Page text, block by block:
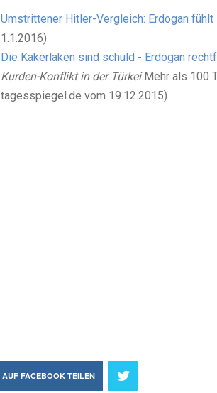
Umstrittener Hitler-Vergleich: Erdogan
1.1.2016)
Die Kakerlaken sind schuld - Erdogan
Kurden-Konflikt in der TürkeiMehr als 100
tagesspiegel.de vom 19.12.2015)
AUF FACEBOOK TEILEN